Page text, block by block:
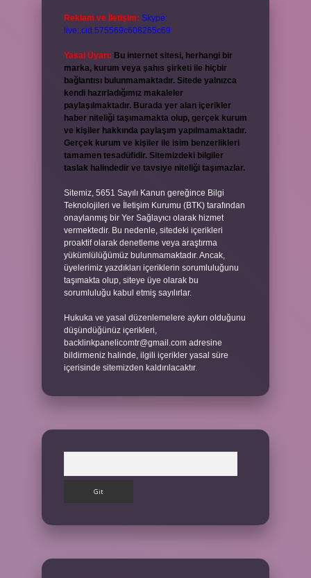
Reklam ve İletişim: Skype:
live:.cid.575569c608265c69
Yasal Uyarı: Bu internet sitesi, herhangi bir
marka, kurum veya şahıs şirketi ile hiçbir
bağlantısı bulunmamaktadır. Sitede yalnızca
kendi hazırladığımız makaleler
paylaşılmaktadır. Burada yer alan içerikler
haber niteliği taşımamakta olup, gerçek kurum
ve kişiler hakkında paylaşım yapılmamaktadır.
Gerçek kurum ve kişiler ile isim benzerlikleri
tamamen tesadüfidir. Sitemizdeki bilgiler
taslak halindedir ve tavsiye niteliği taşımazlar.
Sitemiz, 5651 Sayılı Kanun gereğince Bilgi
Teknolojileri ve İletişim Kurumu (BTK) tarafından
onaylanmış bir Yer Sağlayıcı olarak hizmet
vermektedir. Bu nedenle, sitedeki içerikleri
proaktif olarak denetleme veya araştırma
yükümlülüğümüz bulunmamaktadır. Ancak,
üyelerimiz yazdıkları içeriklerin sorumluluğunu
taşımakta olup, siteye üye olarak bu
sorumluluğu kabul etmiş sayılırlar.
Hukuka ve yasal düzenlemelere aykırı olduğunu
düşündüğünüz içerikleri,
backlinkpanelicomtr@gmail.com adresine
bildirmeniz halinde, ilgili içerikler yasal süre
içerisinde sitemizden kaldırılacaktır.